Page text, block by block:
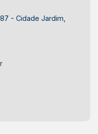
- Cidade Jardim,